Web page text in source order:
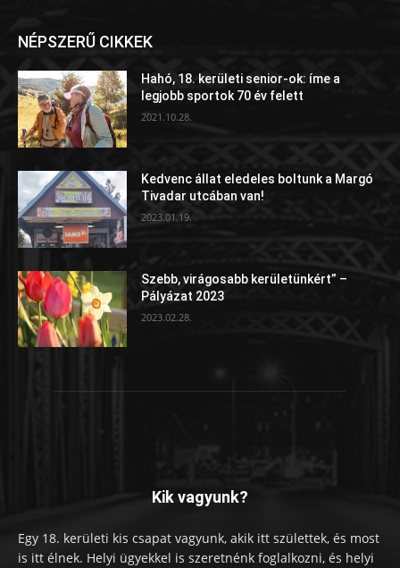
NÉPSZERŰ CIKKEK
Hahó, 18. kerületi senior-ok: íme a
legjobb sportok 70 év felett
2021.10.28.
Kedvenc állat eledeles boltunk a Margó
Tivadar utcában van!
2023.01.19.
Szebb, virágosabb kerületünkért” –
Pályázat 2023
2023.02.28.
Kik vagyunk?
Egy 18. kerületi kis csapat vagyunk, akik itt születtek, és most
is itt élnek. Helyi ügyekkel is szeretnénk foglalkozni, és helyi